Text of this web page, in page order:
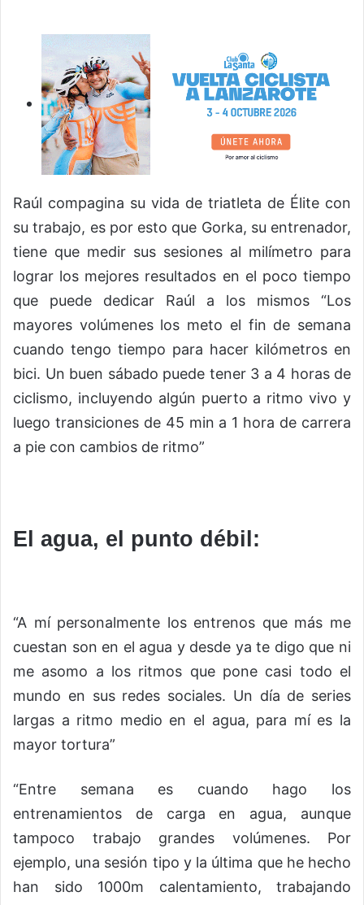
Raúl compagina su vida de triatleta de Élite con
su trabajo, es por esto que Gorka, su entrenador,
tiene que medir sus sesiones al milímetro para
lograr los mejores resultados en el poco tiempo
que puede dedicar Raúl a los mismos “Los
mayores volúmenes los meto el fin de semana
cuando tengo tiempo para hacer kilómetros en
bici. Un buen sábado puede tener 3 a 4 horas de
ciclismo, incluyendo algún puerto a ritmo vivo y
luego transiciones de 45 min a 1 hora de carrera
a pie con cambios de ritmo”
El agua, el punto débil:
“A mí personalmente los entrenos que más me
cuestan son en el agua y desde ya te digo que ni
me asomo a los ritmos que pone casi todo el
mundo en sus redes sociales. Un día de series
largas a ritmo medio en el agua, para mí es la
mayor tortura”
“Entre semana es cuando hago los
entrenamientos de carga en agua, aunque
tampoco trabajo grandes volúmenes. Por
ejemplo, una sesión tipo y la última que he hecho
han sido 1000m calentamiento, trabajando